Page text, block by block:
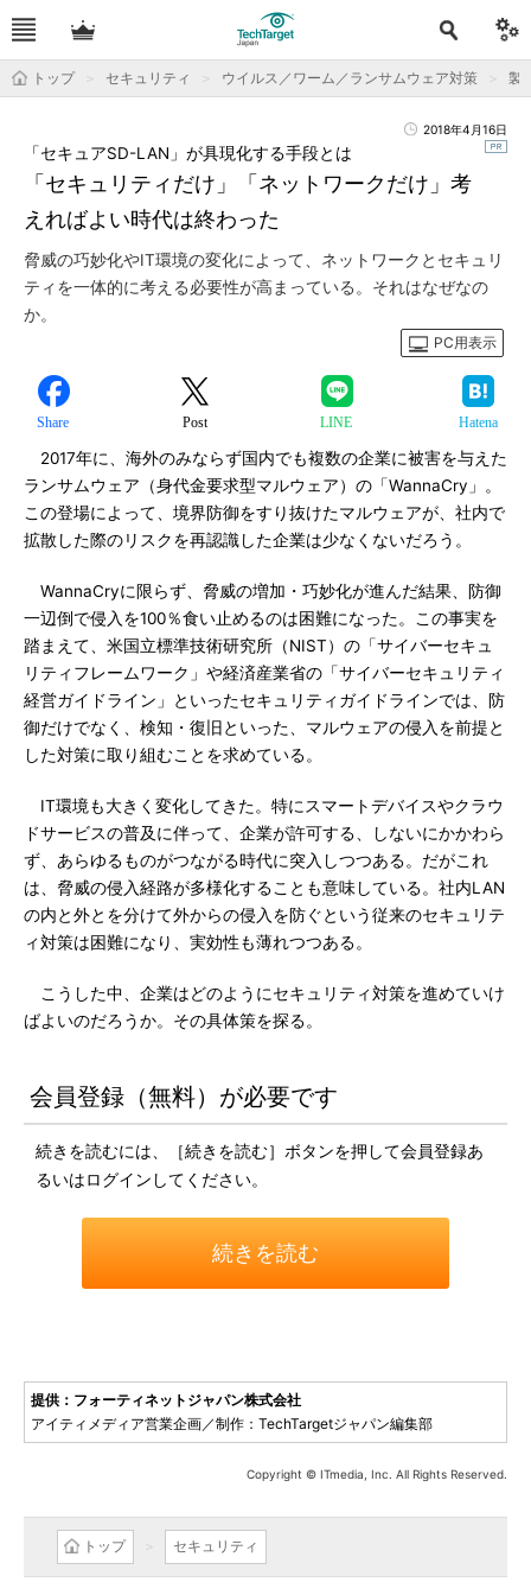
トップ セキュリティ ウイルス／ワーム／ランサムウェア対策 製
2018年4月16日
「セキュリティだけ」「ネットワークだけ」考
えればよい時代は終わった
「セキュアSD-LAN」が具現化する手段とは
脅威の巧妙化やIT環境の変化によって、ネットワークとセキュリ
ティを一体的に考える必要性が高まっている。それはなぜなの
か。
PC用表示
Share Post LINE Hatena
2017年に、海外のみならず国内でも複数の企業に被害を与えた
ランサムウェア（身代金要求型マルウェア）の「WannaCry」。
この登場によって、境界防御をすり抜けたマルウェアが、社内で
拡散した際のリスクを再認識した企業は少なくないだろう。
WannaCryに限らず、脅威の増加・巧妙化が進んだ結果、防御
一辺倒で侵入を100％食い止めるのは困難になった。この事実を
踏まえて、米国立標準技術研究所（NIST）の「サイバーセキュ
リティフレームワーク」や経済産業省の「サイバーセキュリティ
経営ガイドライン」といったセキュリティガイドラインでは、防
御だけでなく、検知・復旧といった、マルウェアの侵入を前提と
した対策に取り組むことを求めている。
IT環境も大きく変化してきた。特にスマートデバイスやクラウ
ドサービスの普及に伴って、企業が許可する、しないにかかわら
ず、あらゆるものがつながる時代に突入しつつある。だがこれ
は、脅威の侵入経路が多様化することも意味している。社内LAN
の内と外とを分けて外からの侵入を防ぐという従来のセキュリテ
ィ対策は困難になり、実効性も薄れつつある。
こうした中、企業はどのようにセキュリティ対策を進めていけ
ばよいのだろうか。その具体策を探る。
会員登録（無料）が必要です
続きを読むには、［続きを読む］ボタンを押して会員登録あ
るいはログインしてください。
続きを読む
提供：フォーティネットジャパン株式会社
アイティメディア営業企画／制作：TechTargetジャパン編集部
Copyright © ITmedia, Inc. All Rights Reserved.
トップ セキュリティ